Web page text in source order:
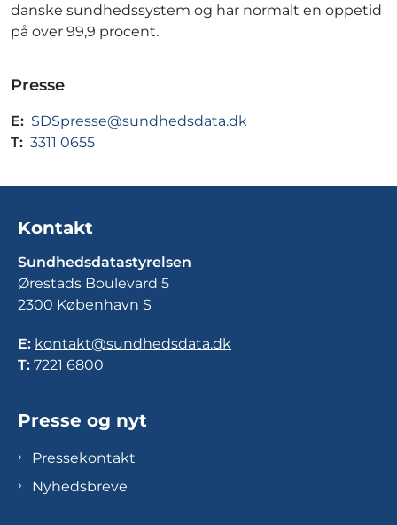
danske sundhedssystem og har normalt en oppetid
på over 99,9 procent.
Presse
E: SDSpresse@sundhedsdata.dk
T: 3311 0655
Kontakt
Sundhedsdatastyrelsen
Ørestads Boulevard 5
2300 København S
E: kontakt@sundhedsdata.dk
T: 7221 6800
Presse og nyt
Pressekontakt
Nyhedsbreve